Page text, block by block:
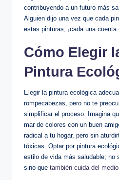
contribuyendo a un futuro más
Alguien dijo una vez que cada
estas pinturas, ¡cada una cuenta
Cómo Elegir
Pintura
Elegir la pintura ecológica
rompecabezas, pero no te
simplificar el proceso. Imagina
mar de colores con un buen
radical a tu hogar, pero sin
tóxicas. Optar por pintura
estilo de vida más saludable; no
sino que también cuida del